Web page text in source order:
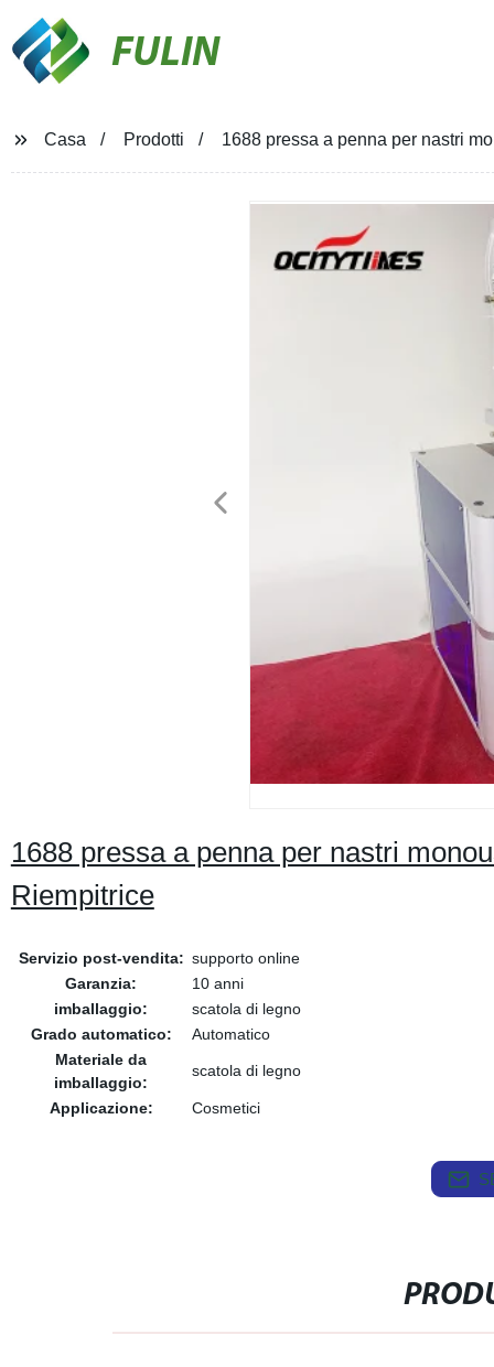
FULIN
Casa Prodotti 1688 pressa a penna per nastri
1688 pressa a penna per nastri
Riempitrice
Servizio post-vendita: supporto online
Garanzia:
10 anni
imballaggio:
scatola di legno
Grado automatico:
Automatico
Materiale da
imballaggio:
scatola di legno
Applicazione: Cosmetici